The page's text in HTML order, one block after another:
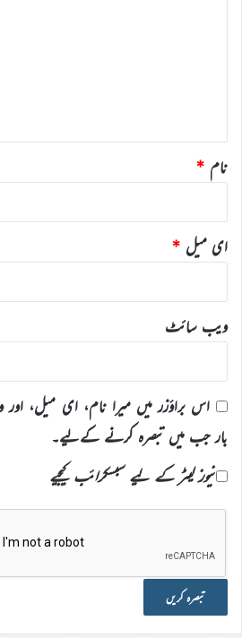
نام *
ای میل *
ویب‌ سائٹ
اس براؤزر میں میرا نام، ای میل،
بار جب میں تبصرہ کرنے کےلیے۔
نیوز لیٹر کے لیے سبسکرائب کیجیے